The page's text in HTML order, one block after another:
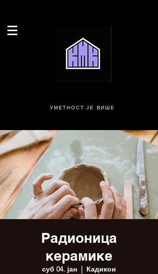
УМЕТНОСТ ЈЕ ВИШЕ
Радионица
керамике
суб 04. јан
  |
Кадикои